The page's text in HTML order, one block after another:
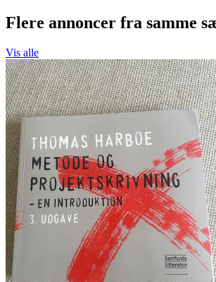
Flere annoncer fra samme
Vis alle